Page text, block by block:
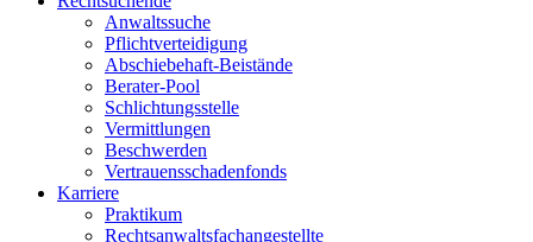
Anwaltssuche
Pflichtverteidigung
Abschiebehaft-Beistände
Berater-Pool
Schlichtungsstelle
Vermittlungen
Beschwerden
Vertrauensschadenfonds
Karriere
Praktikum
Rechtsanwalts­fachangestellte